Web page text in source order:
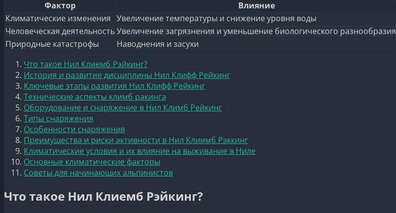
Фактор
Влияние
Климатические изменения Увеличение температуры и снижение уровня воды
Человеческая деятельностьУвеличение загрязнения и уменьшение биологического разнообразия
Природные катастрофы
Наводнения и засухи
Что такое Нил Клиемб Рэйкинг?
История и развитие дисциплины Нил Клифф Рейкинг
Ключевые этапы развития Нил Клифф Рейкинг
Технические аспекты климб ракинга
Оборудование и снаряжение в Нил Климб Рейкинг
Типы снаряжения
Особенности снаряжения
Преимущества и риски активности в Нил Клиимб Рэккинг
Климатические условия и их влияние на выживание в Ниле
Основные климатические факторы
Советы для начинающих альпинистов
Что такое Нил Клиемб Рэйкинг?